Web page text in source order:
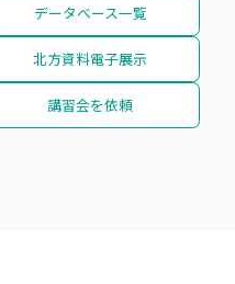
データベース一覧
北方資料電子展示
講習会を依頼